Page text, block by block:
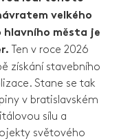
velkého
hlavního města je
Ten v roce 2026
získání stavebního
Stane se tak
v bratislavském
sílu a
světového